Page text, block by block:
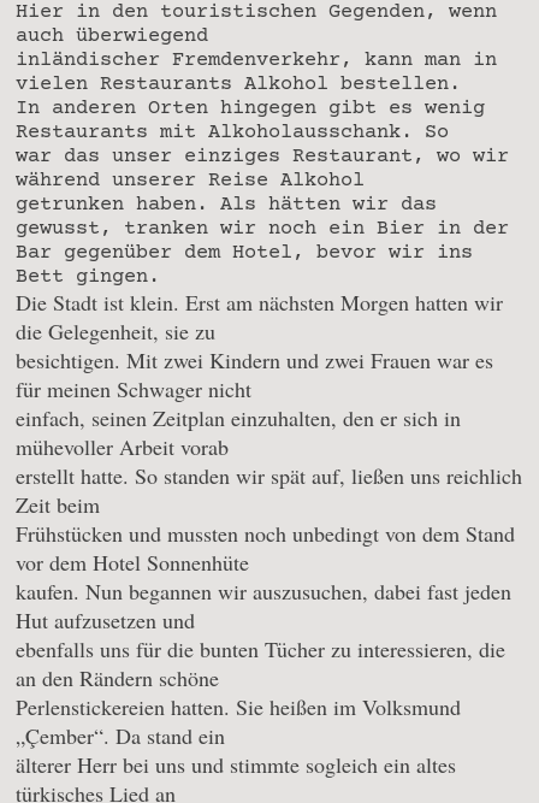
Hier in den touristischen Gegenden, wenn
auch überwiegend
inländischer Fremdenverkehr, kann man in
vielen Restaurants Alkohol bestellen.
In anderen Orten hingegen gibt es wenig
Restaurants mit Alkoholausschank. So
war das unser einziges Restaurant, wo wir
während unserer Reise Alkohol
getrunken haben. Als hätten wir das
gewusst, tranken wir noch ein Bier in der
Bar gegenüber dem Hotel, bevor wir ins
Bett gingen.
Die Stadt ist klein. Erst am nächsten Morgen hatten wir
die Gelegenheit, sie zu
besichtigen. Mit zwei Kindern und zwei Frauen war es
für meinen Schwager nicht
einfach, seinen Zeitplan einzuhalten, den er sich in
mühevoller Arbeit vorab
erstellt hatte. So standen wir spät auf, ließen uns reichlich
Zeit beim
Frühstücken und mussten noch unbedingt von dem Stand
vor dem Hotel Sonnenhüte
kaufen. Nun begannen wir auszusuchen, dabei fast jeden
Hut aufzusetzen und
ebenfalls uns für die bunten Tücher zu interessieren, die
an den Rändern schöne
Perlenstickereien hatten. Sie heißen im Volksmund
„Çember“. Da stand ein
älterer Herr bei uns und stimmte sogleich ein altes
türkisches Lied an